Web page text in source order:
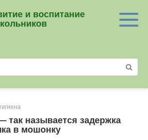
и воспитание
так называется задержка
в мо­шонку